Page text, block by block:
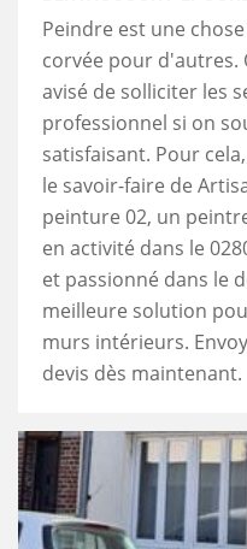
Peindre est une
corvée pour d'autres.
avisé de solliciter les
professionnel si on
satisfaisant. Pour
le savoir-faire de
peinture 02, un
en activité dans le
et passionné dans le
meilleure solution
murs intérieurs.
devis dès maintenant.